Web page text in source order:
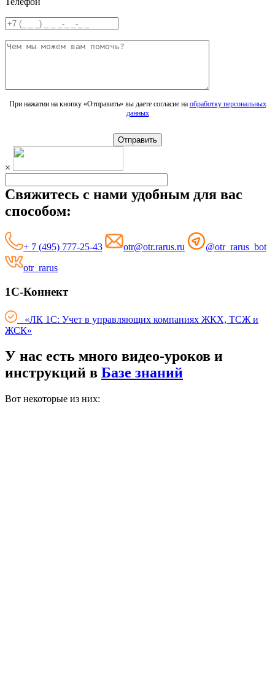
При нажатии на кнопку «Отправить» вы даете согласие на обработку персональных
данных
Отправить
×
Свяжитесь с нами удобным для вас
способом:
+ 7 (495) 777-25-43 otr@otr.rarus.ru
@otr_rarus_bot
otr_rarus
1С-Коннект
«ЛК 1С: Учет в управляющих компаниях ЖКХ, ТСЖ и
ЖСК»
У нас есть много видео-уроков и
инструкций в Базе знаний
Вот некоторые из них: